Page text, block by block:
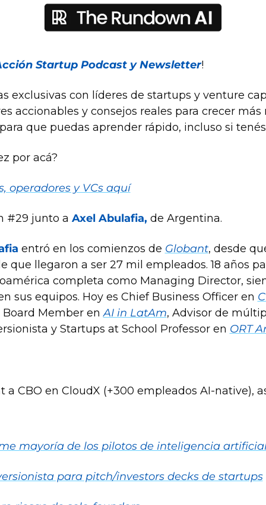
Startup Podcast y Newsletter!
exclusivas con líderes de startups y venture
accionables y consejos reales para crecer
que puedas aprender rápido, incluso si
por acá?
operadores y VCs aquí
#29 junto a Axel Abulafia, de Argentina.
entró en los comienzos de Globant, desde
que llegaron a ser 27 mil empleados. 18 años
completa como Managing Director,
sus equipos. Hoy es Chief Business Officer en
Board Member en AI in LatAm, Advisor de
y Startups at School Professor en ORT
a CBO en CloudX (+300 empleados AI-native),
mayoría de los pilotos de inteligencia
para pitch/investors decks de startups